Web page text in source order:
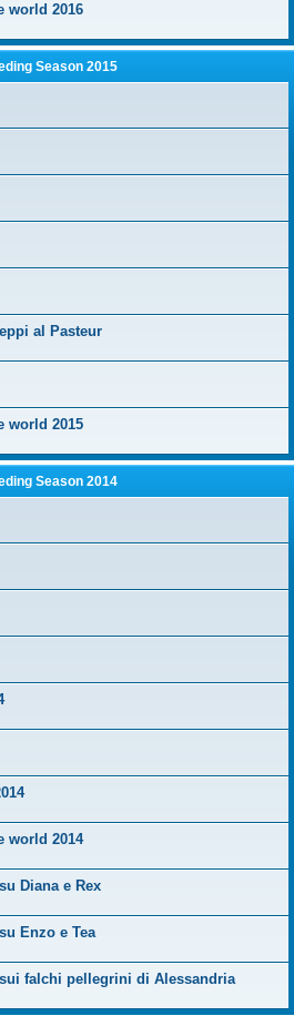
world 2016
Season 2015
al Pasteur
world 2015
Season 2014
world 2014
Diana e Rex
Enzo e Tea
falchi pellegrini di Alessandria